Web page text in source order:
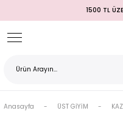
1500 TL
Geri
Geri
Geri
Geri
Geri
Geri
Geri
Anasayfa ÜST GİYİM